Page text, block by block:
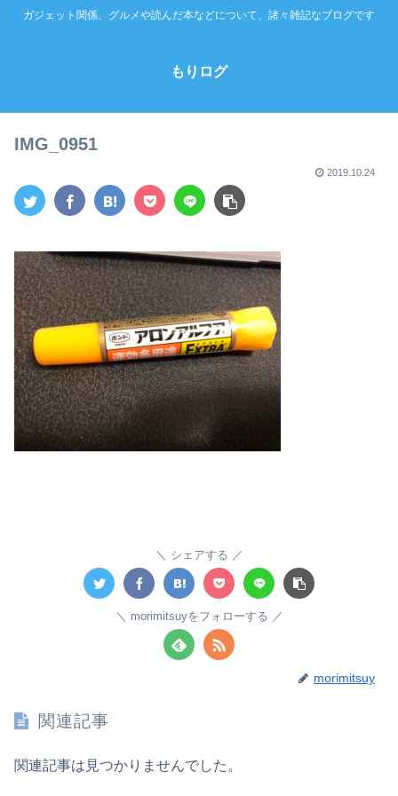
ガジェット関係、グルメや読んだ本などについて、諸々雑記なブログです
もりログ
IMG_0951
2019.10.24
シェアする
morimitsuyをフォローする
morimitsuy
関連記事
関連記事は見つかりませんでした。